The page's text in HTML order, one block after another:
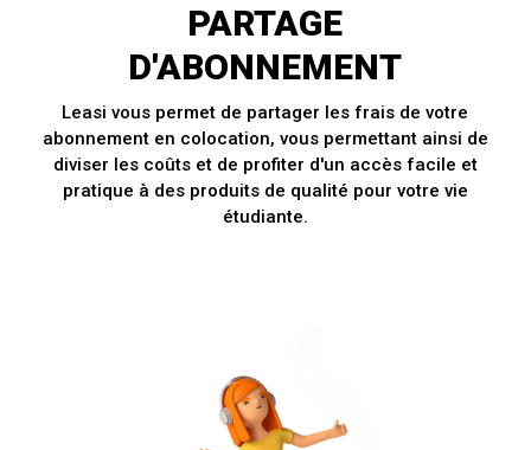
PARTAGE
D'ABONNEMENT
Leasi vous permet de partager les frais de votre
abonnement en colocation, vous permettant ainsi de
diviser les coûts et de profiter d'un accès facile et
pratique à des produits de qualité pour votre vie
étudiante.